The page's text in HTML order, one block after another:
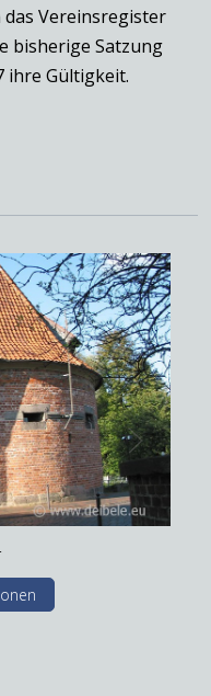
Vereinsregister
bisherige Satzung
ihre Gültigkeit.